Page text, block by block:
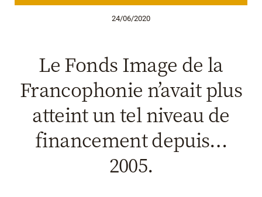
24/06/2020
Le Fonds Image de la
Francophonie n’avait plus
atteint un tel niveau de
financement depuis…
2005.